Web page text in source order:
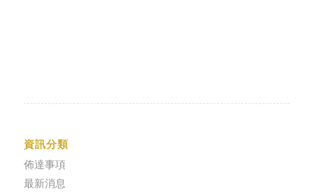
資訊分類
佈達事項
最新消息